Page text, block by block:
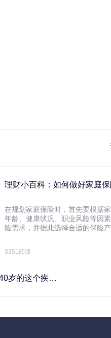
理财小百科：如何做好家庭保
在规划家庭保险时，首先要根据
年龄、健康状况、职业风险等因
险需求，并据此选择合适的保险产
规划家庭财务预算，确保保险费用
要经济支柱投保。
3351阅读
病最需要注意！